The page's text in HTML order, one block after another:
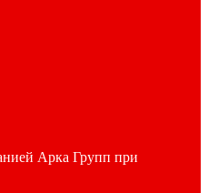
Арка Групп при